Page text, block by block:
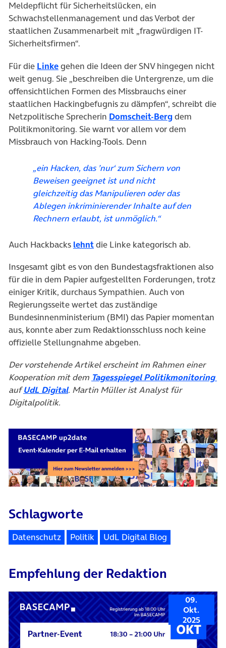
Meldepflicht für Sicherheitslücken, ein
Schwachstellenmanagement und das Verbot der
staatlichen Zusammenarbeit mit „fragwürdigen IT-
Sicherheitsfirmen“.
Für die Linke(öffnet in neuem Tab)
gehen die Ideen der SNV hingegen nicht
weit genug. Sie „beschreiben die Untergrenze, um die
offensichtlichen Formen des Missbrauchs einer
staatlichen Hackingbefugnis zu dämpfen“, schreibt die
Netzpolitische Sprecherin Domscheit-Berg(öffnet in
dem
Politikmonitoring. Sie warnt vor allem vor dem
Missbrauch von Hacking-Tools. Denn
„ein Hacken, das ’nur‘ zum Sichern von
Beweisen geeignet ist und nicht
gleichzeitig das Manipulieren oder das
Ablegen inkriminierender Inhalte auf den
Rechnern erlaubt, ist unmöglich.“
Auch Hackbacks lehnt(öffnet in neuem Tab)
die Linke kategorisch ab.
Insgesamt gibt es von den Bundestagsfraktionen also
für die in dem Papier aufgestellten Forderungen, trotz
einiger Kritik, durchaus Sympathien. Auch von
Regierungsseite wertet das zuständige
Bundesinnenministerium (BMI) das Papier momentan
aus, konnte aber zum Redaktionsschluss noch keine
offizielle Stellungnahme abgeben.
Der vorstehende Artikel erscheint im Rahmen einer
Kooperation mit dem Tagesspiegel Politikmonitoring
aufUdL Digital(öffnet in neuem Tab)
. Martin Müller ist Analyst für
Digitalpolitik.
Schlagworte
Datenschutz Politik UdL Digital Blog
Empfehlung der Redaktion
09.
Okt.
2025